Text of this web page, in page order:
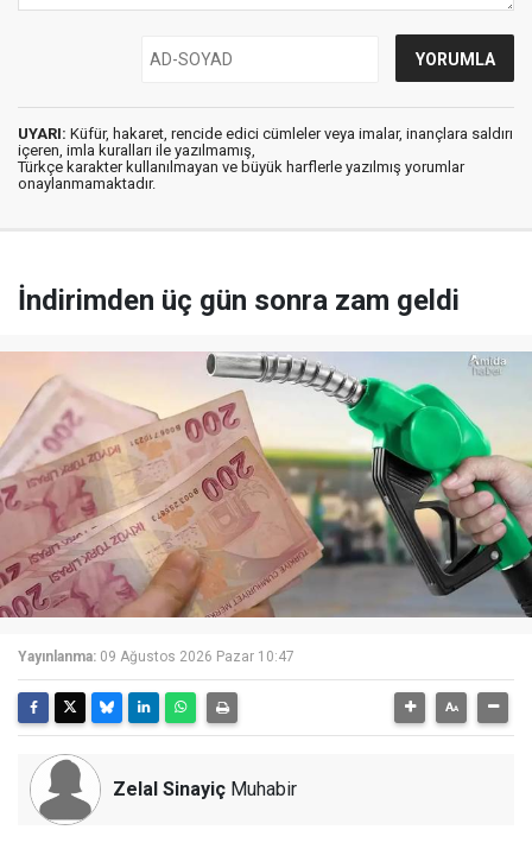
UYARI: Küfür, hakaret, rencide edici cümleler veya imalar, inançlara saldırı
içeren, imla kuralları ile yazılmamış,
Türkçe karakter kullanılmayan ve büyük harflerle yazılmış yorumlar
onaylanmamaktadır.
İndirimden üç gün sonra zam geldi
Yayınlanma: 09 Ağustos 2026 Pazar 10:47
Zelal Sinayiç Muhabir